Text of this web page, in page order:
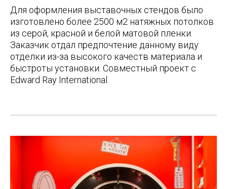
Для оформления выставочных стендов было
изготовлено более 2500 м2 натяжных потолков
из серой, красной и белой матовой пленки.
Заказчик отдал предпочтение данному виду
отделки из-за высокого качеств материала и
быстроты установки. Совместный проект с
Edward Ray International.